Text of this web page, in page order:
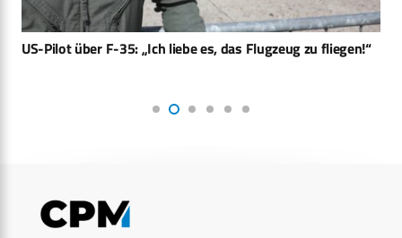
US-Pilot über F-35: „Ich liebe es, das Flugzeug zu fliegen!“